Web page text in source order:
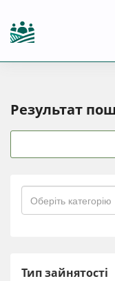
Результат
Оберіть категорію
Тип зайнятості